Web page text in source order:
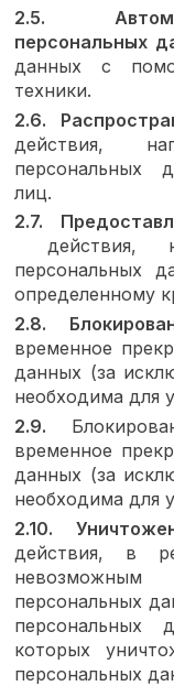
2.5.
персональных
данных с
техники.
2.6.
действия,
персональных
лиц.
2.7.
действия,
персональных
определенному
2.8.
временное
данных (за
необходима для
2.9.
временное
данных (за
необходима для
2.10.
действия, в
невозможным
персональных
персональных
которых
персональных